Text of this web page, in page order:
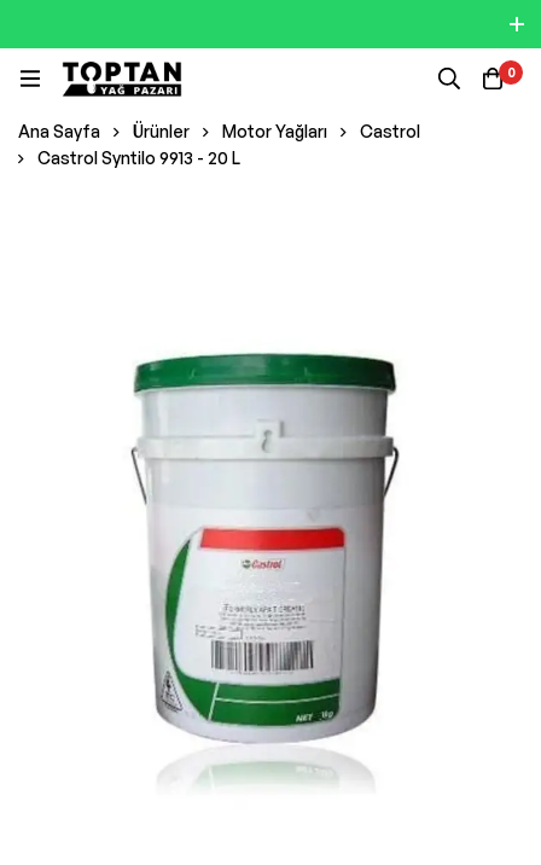
0
Ana Sayfa Ürünler Motor Yağları
Castrol
Castrol Syntilo 9913 - 20 L